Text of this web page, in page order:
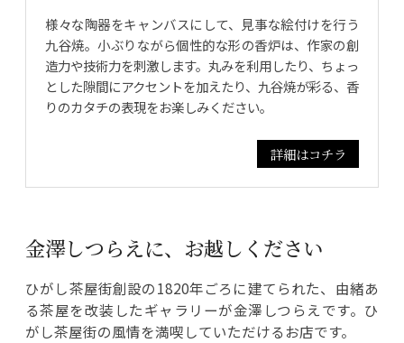
様々な陶器をキャンバスにして、見事な絵付けを行う
九谷焼。小ぶりながら個性的な形の香炉は、作家の創
造力や技術力を刺激します。丸みを利用したり、ちょっ
とした隙間にアクセントを加えたり、九谷焼が彩る、香
りのカタチの表現をお楽しみください。
詳細はコチラ
金澤しつらえに、お越しください
ひがし茶屋街創設の1820年ごろに建てられた、由緒あ
る茶屋を改装したギャラリーが金澤しつらえです。ひ
がし茶屋街の風情を満喫していただけるお店です。